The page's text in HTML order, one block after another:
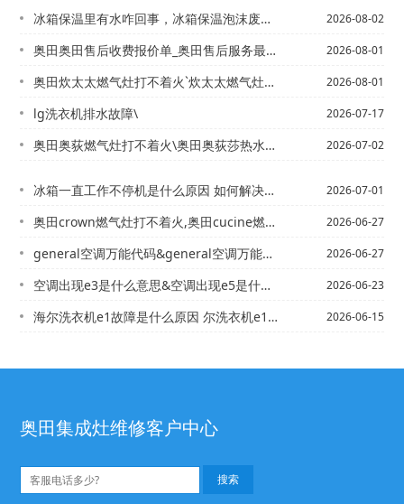
冰箱保温里有水咋回事，冰箱保温泡沫废物处理 2026-08-02
奥田奥田售后收费报价单_奥田售后服务最新报价 2026-08-01
奥田炊太太燃气灶打不着火`炊太太燃气灶电池更换仍打不着火 2026-08-01
lg洗衣机排水故障\ 2026-07-17
奥田奥荻燃气灶打不着火\奥田奥荻莎热水器电话,奥荻莎热水器指示灯不亮的原因 2026-07-02
冰箱一直工作不停机是什么原因 如何解决结冰的现象_1\冰箱一直嗡嗡响是怎么回事 ... 2026-07-01
奥田crown燃气灶打不着火,奥田cucine燃气灶打不着火解决 2026-06-27
general空调万能代码&general空调万能代码_1 2026-06-27
空调出现e3是什么意思&空调出现e5是什么原因 2026-06-23
海尔洗衣机e1故障是什么原因 尔洗衣机e1故障怎么解决【海尔洗衣机e1是什么故障... 2026-06-15
奥田集成灶维修客户中心